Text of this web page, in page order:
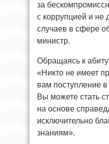
за
с коррупцией и не
случаев в сфере
министр.
Обращаясь к
«Никто не имеет
вам поступление в
Вы можете стать
на основе
исключительно
знаниям».